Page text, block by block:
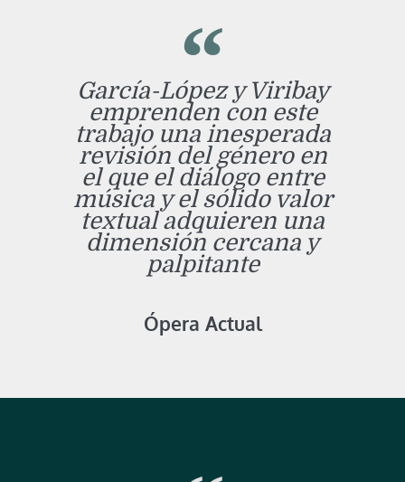
García-López y Viribay
emprenden con este
trabajo una inesperada
revisión del género en
el que el diálogo entre
música y el sólido valor
textual adquieren una
dimensión cercana y
palpitante
Ópera Actual